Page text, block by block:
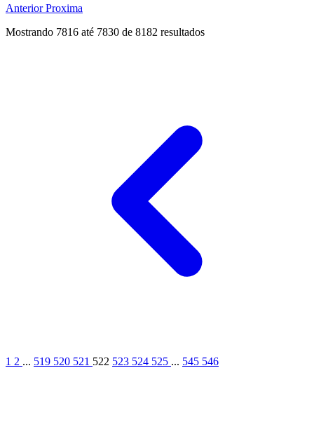
AnteriorProxima
Mostrando 7816 até 7830 de 8182 resultados
1 2 ... 519 520 521 522 523 524 525 ... 545 546